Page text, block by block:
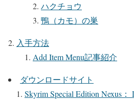
ハクチョウ
鴨（カモ）の巣
入手方法
Add Item Menu記事紹介
ダウンロードサイト
Skyrim Special Edition Nexus：